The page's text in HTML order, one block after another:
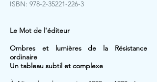
ISBN: 978-2-35221-226-3
Le Mot de l'éditeur
Ombres et lumières de la Résistance
ordinaire
Un tableau subtil et complexe